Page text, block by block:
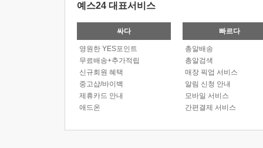
예스24 대표서비스
싸다
영원한 YES포인트
무료배송+추가적립
신규회원 혜택
중고샵/바이백
제휴카드 안내
애드온
빠르다
총알배송
총알검색
매장 픽업 서비스
알림 신청 안내
모바일 서비스
간편결제 서비스